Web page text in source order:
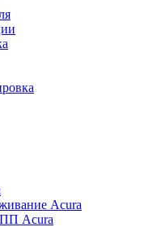
Acura
Acura